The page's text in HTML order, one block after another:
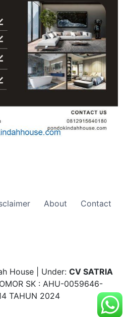
About Contact
House | Under: CV SATRIA
SK : AHU-0059646-
TAHUN 2024